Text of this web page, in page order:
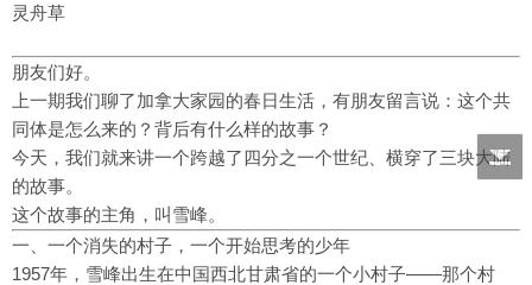
灵舟草
朋友们好。
上一期我们聊了加拿大家园的春日生活，有朋友留言说：这个共
同体是怎么来的？背后有什么样的故事？
今天，我们就来讲一个跨越了四分之一个世纪、横穿了三块大陆
的故事。
这个故事的主角，叫雪峰。
一、一个消失的村子，一个开始思考的少年
1957年，雪峰出生在中国西北甘肃省的一个小村子——那个村